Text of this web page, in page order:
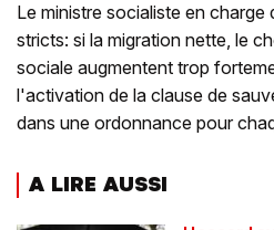
Le ministre socialiste en
stricts: si la migration nette, le
sociale augmentent trop
l'activation de la clause de
dans une ordonnance pour
A LIRE AUSSI